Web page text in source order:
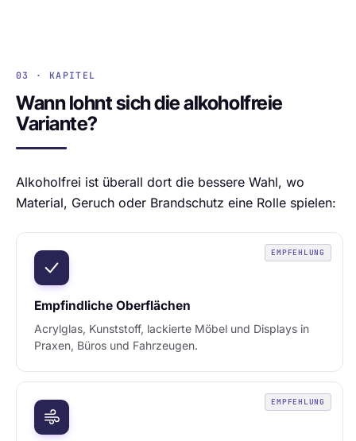
03 · KAPITEL
Wann lohnt sich die alkoholfreie
Variante?
Alkoholfrei ist überall dort die bessere Wahl, wo
Material, Geruch oder Brandschutz eine Rolle spielen:
EMPFEHLUNG
Empfindliche Oberflächen
Acrylglas, Kunststoff, lackierte Möbel und Displays in
Praxen, Büros und Fahrzeugen.
EMPFEHLUNG